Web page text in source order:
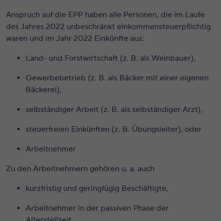
Anspruch auf die EPP haben alle Personen, die im Laufe
des Jahres 2022 unbeschränkt einkommensteuerpflichtig
waren und im Jahr 2022 Einkünfte aus:
Land- und Forstwirtschaft (z. B. als Weinbauer),
Gewerbebetrieb (z. B. als Bäcker mit einer eigenen
Bäckerei),
selbständiger Arbeit (z. B. als selbständiger Arzt),
steuerfreien Einkünften (z. B. Übungsleiter), oder
Arbeitnehmer
Zu den Arbeitnehmern gehören u. a. auch
kurzfristig und geringfügig Beschäftigte,
Arbeitnehmer in der passiven Phase der